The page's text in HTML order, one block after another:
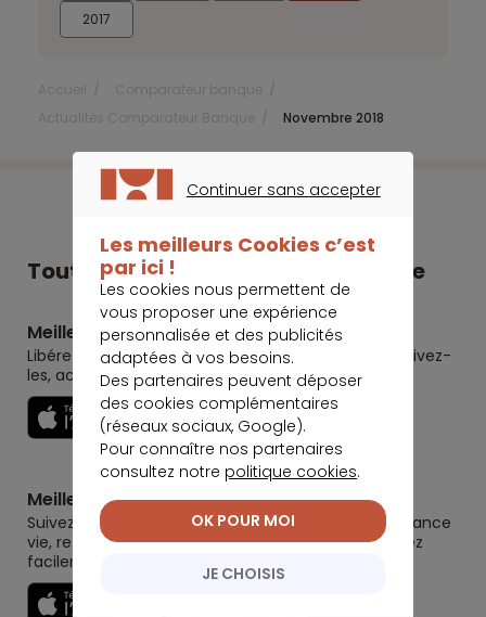
2017
Novembre 2018
Tout Meilleurtaux dans votre poche
Meilleurtaux
Libérez le potentiel de vos projets : préparez-les, suivez-
les, accomplissez-les.
Découvrir
Meilleurtaux Placement
Suivez la performance de tous vos contrats (assurance
vie, retraite, immobilier, défiscalisation) et re-versez
facilement. Garantie 0 paperasse.
Continuer sans accepter
Les meilleurs Cookies c’est
par ici !
Les cookies nous permettent de
vous proposer une expérience
personnalisée et des publicités
adaptées à vos besoins.
Des partenaires peuvent déposer
des cookies complémentaires
(réseaux sociaux, Google).
Pour connaître nos partenaires
consultez notre politique cookies.
JE CHOISIS
OK POUR MOI